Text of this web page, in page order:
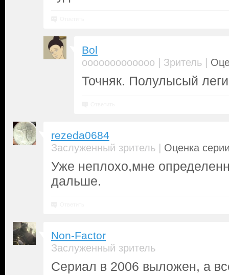
Bol
ooooooooooooo | Зритель |
Точняк. Полулысый
rezeda0684
Заслуженный зритель | Оценка
Уже неплохо,мне
дальше.
Non-Factor
Заслуженный зритель
Сериал в 2006 выложен, а